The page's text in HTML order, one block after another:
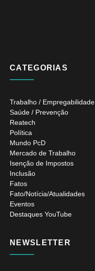
CATEGORIAS
Trabalho / Empregabilidade
Saúde / Prevenção
Reatech
Política
Mundo PcD
Mercado de Trabalho
Isenção de Impostos
Inclusão
Fatos
Fato/Notícia/Atualidades
Eventos
Destaques YouTube
NEWSLETTER